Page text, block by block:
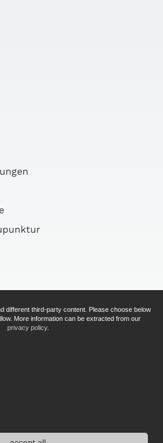
different third-party content. Please choose below
More information can be extracted from our
privacy policy.